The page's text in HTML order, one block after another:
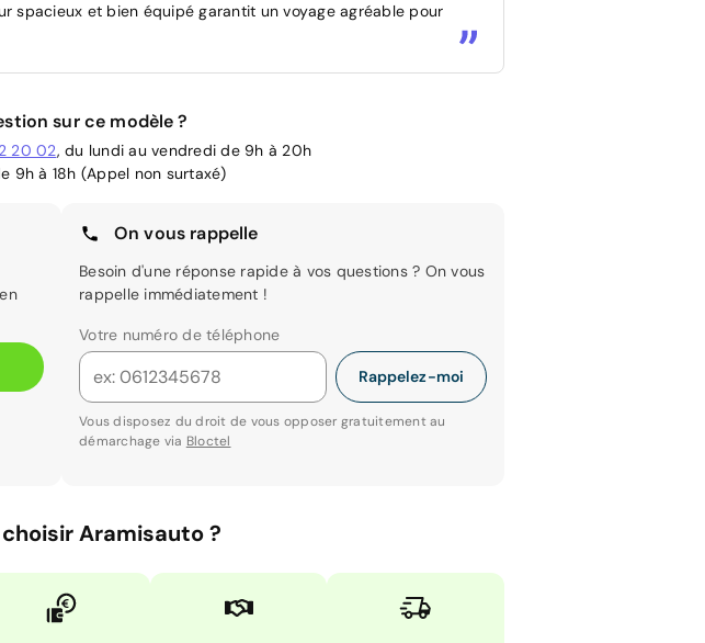
spacieux et bien équipé garantit un voyage agréable pour
sur ce modèle ?
20 02, du lundi au vendredi de 9h à 20h
9h à 18h (Appel non surtaxé)
On vous rappelle
Besoin d'une réponse rapide à vos questions ? On vous
rappelle immédiatement !
Votre numéro de téléphone
Rappelez-moi
Vous disposez du droit de vous opposer gratuitement au
démarchage via Bloctel
Aramisauto ?